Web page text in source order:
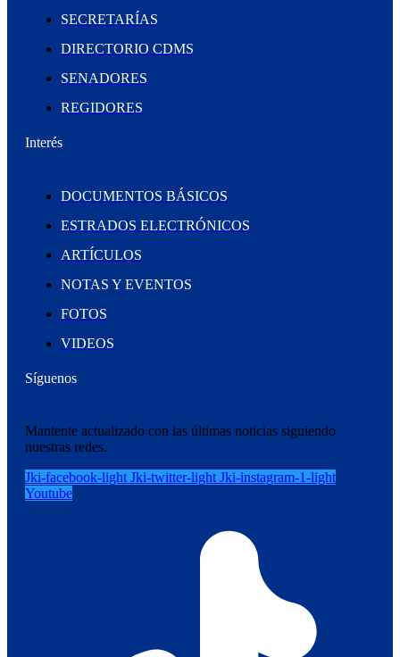
SECRETARÍAS
DIRECTORIO CDMS
SENADORES
REGIDORES
Interés
DOCUMENTOS BÁSICOS
ESTRADOS ELECTRÓNICOS
ARTÍCULOS
NOTAS Y EVENTOS
FOTOS
VIDEOS
Síguenos
Mantente actualizado con las últimas noticias siguiendo
nuestras redes.
Jki-facebook-light Jki-twitter-light Jki-instagram-1-light
Youtube